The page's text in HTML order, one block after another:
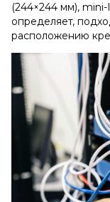
(244×244 мм),
определяет,
расположению